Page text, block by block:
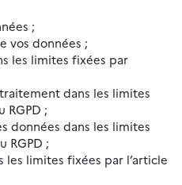
;
vos données ;
les limites fixées par
dans les limites
RGPD ;
données dans les limites
RGPD ;
limites fixées par l’article